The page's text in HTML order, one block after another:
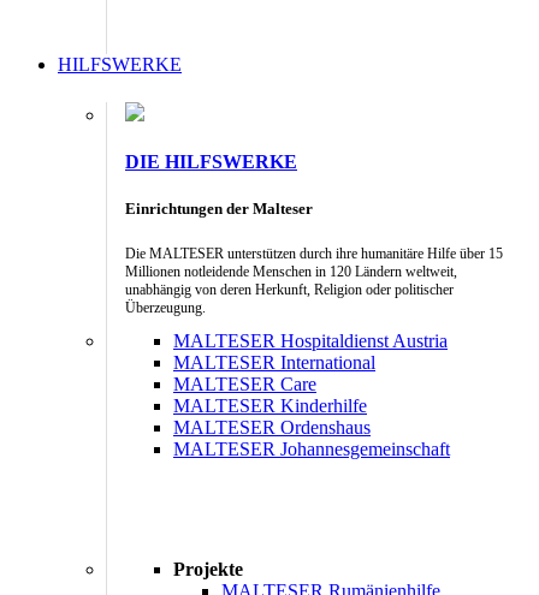
HILFSWERKE
DIE HILFSWERKE
Einrichtungen der Malteser
Die MALTESER unterstützen durch ihre humanitäre Hilfe über 15
Millionen notleidende Menschen in 120 Ländern weltweit,
unabhängig von deren Herkunft, Religion oder politischer
Überzeugung.
MALTESER Hospitaldienst Austria
MALTESER International
MALTESER Care
MALTESER Kinderhilfe
MALTESER Ordenshaus
MALTESER Johannesgemeinschaft
Projekte
MALTESER Rumänienhilfe